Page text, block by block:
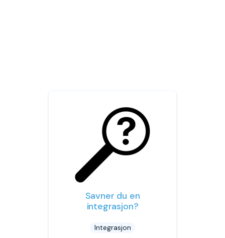
Savner du en
integrasjon?
Integrasjon